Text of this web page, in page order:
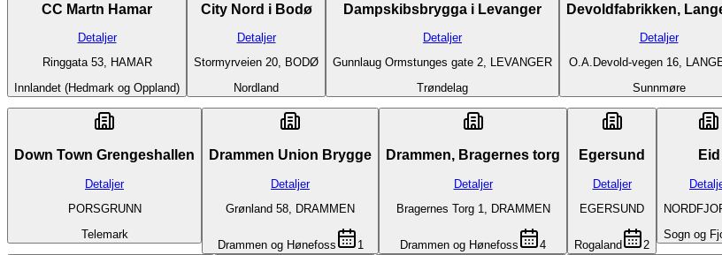
CC Martn Hamar
Detaljer
Ringgata 53, HAMAR
Innlandet (Hedmark og Oppland)
City Nord i Bodø
Detaljer
Stormyrveien 20, BODØ
Nordland
Dampskibsbrygga i Levanger
Detaljer
Gunnlaug Ormstunges gate 2, LEVANGER
Trøndelag
Devoldfabrikken,
Detaljer
O.A.Devold-vegen 16,
Sunnmøre
Down Town Grengeshallen
Detaljer
PORSGRUNN
Telemark
Drammen Union Brygge
Detaljer
Grønland 58, DRAMMEN
Drammen og Hønefoss 1
Drammen, Bragernes torg
Detaljer
Bragernes Torg 1, DRAMMEN
Drammen og Hønefoss 4
Egersund
Detaljer
EGERSUND
Rogaland 2
Eid
Sogn og